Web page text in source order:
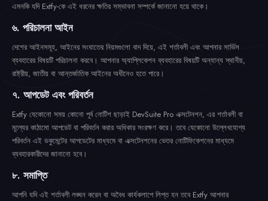
এমনকি যদি Extfy-কে এই ধরনের ক্ষতির সম্ভাবনা সম্পর্কে জানানো হয়ে থাকে।
৬. পরিচালনা আইন
দেশের আইনসমূহ, আইনের সংঘাতের নিয়মগুলো বাদ দিয়ে, এই শর্তাবলী এবং আপনার সার্ভিস
ব্যবহারের বিষয়টি পরিচালনা করবে। আপনার অ্যাপ্লিকেশন ব্যবহারের বিষয়টি অন্যান্য স্থানীয়,
রাষ্ট্রীয়, জাতীয় বা আন্তর্জাতিক আইনের অধীনেও হতে পারে।
৭. আপডেট এবং পরিবর্তন
Extfy যেকোনো সময় কোনো পূর্ব নোটিশ ছাড়াই DevSuite Pro এক্সটেনশন, এর শর্তাবলী বা
মূল্যের কাঠামো আপডেট বা পরিবর্তন করার অধিকার সংরক্ষণ করে। তবে যেকোনো উল্লেখযোগ্য
পরিবর্তন এই ডকুমেন্টের আপডেটের মাধ্যমে বা এক্সটেনশনের ভেতর নোটিফিকেশনের মাধ্যমে
ব্যবহারকারীদের জানানো হবে।
৮. সমাপ্তি
আপনি যদি এই শর্তাবলী লঙ্ঘন করেন বা অবৈধ কার্যকলাপে লিপ্ত হন তবে Extfy আপনার